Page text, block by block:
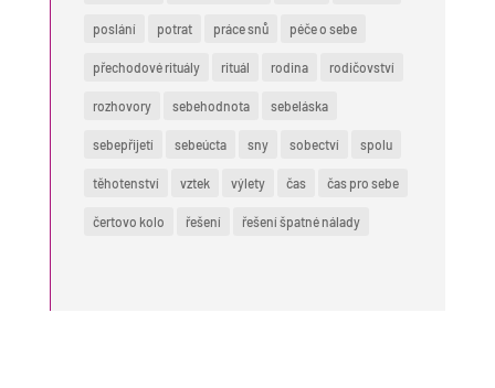
poslání potrat práce snů péče o sebe
přechodové rituály rituál rodina rodičovství
rozhovory sebehodnota sebeláska
sebepřijetí sebeúcta sny sobectví spolu
těhotenství vztek výlety čas čas pro sebe
čertovo kolo řešení řešení špatné nálady